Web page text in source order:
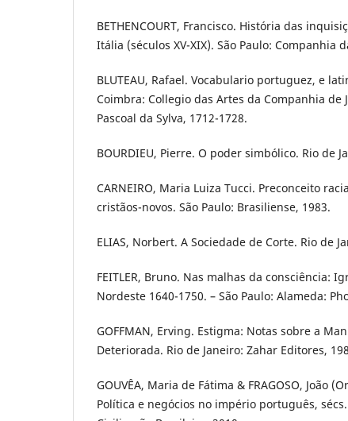
BETHENCOURT, Francisco. História das
Itália (séculos XV-XIX). São Paulo: Companhia
BLUTEAU, Rafael. Vocabulario portuguez, e
Coimbra: Collegio das Artes da Companhia de
Pascoal da Sylva, 1712-1728.
BOURDIEU, Pierre. O poder simbólico. Rio de
CARNEIRO, Maria Luiza Tucci. Preconceito
cristãos-novos. São Paulo: Brasiliense, 1983.
ELIAS, Norbert. A Sociedade de Corte. Rio de
FEITLER, Bruno. Nas malhas da consciência:
Nordeste 1640-1750. – São Paulo: Alameda:
GOFFMAN, Erving. Estigma: Notas sobre a
Deteriorada. Rio de Janeiro: Zahar Editores,
GOUVÊA, Maria de Fátima & FRAGOSO, João
Política e negócios no império português, sécs.